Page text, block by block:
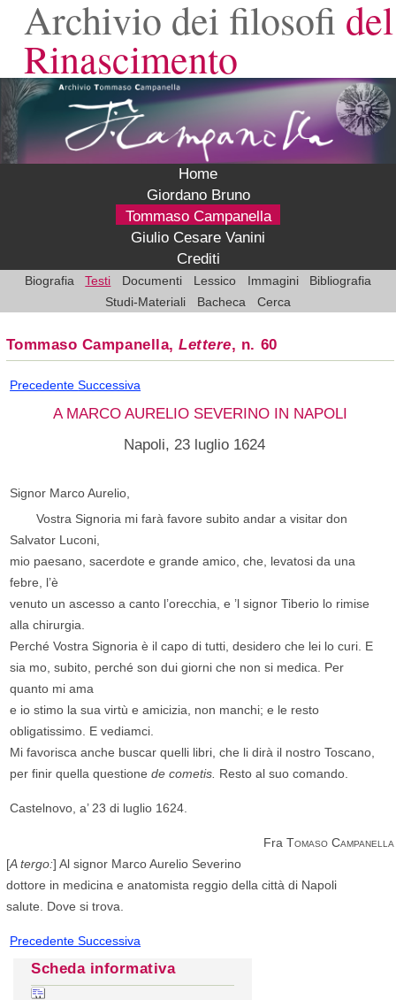
Archivio dei filosofi del
Rinascimento
Home
Giordano Bruno
Tommaso Campanella
Giulio Cesare Vanini
Crediti
Biografia Testi Documenti Lessico Immagini
Bibliografia
Studi-Materiali
Bacheca Cerca
Tommaso Campanella,Lettere, n. 60
PrecedenteSuccessiva
A MARCO AURELIO SEVERINO IN NAPOLI
Napoli, 23 luglio 1624
Signor Marco Aurelio,
Vostra Signoria mi farà favore subito andar a visitar don
Salvator Luconi,
mio paesano, sacerdote e grande amico, che, levatosi da una
febre, l’è
venuto un ascesso a canto l’orecchia, e ’l signor Tiberio lo rimise
alla chirurgia.
Perché Vostra Signoria è il capo di tutti, desidero che lei lo curi. E
sia mo, subito, perché son dui giorni che non si medica. Per
quanto mi ama
e io stimo la sua virtù e amicizia, non manchi; e le resto
obligatissimo. E vediamci.
Mi favorisca anche buscar quelli libri, che li dirà il nostro Toscano,
per finir quella questionede cometis. Resto al suo comando.
Castelnovo, a’ 23 di luglio 1624.
Fra Tomaso Campanella
[A tergo:] Al signor Marco Aurelio Severino
dottore in medicina e anatomista reggio della città di Napoli
salute. Dove si trova.
PrecedenteSuccessiva
Scheda informativa